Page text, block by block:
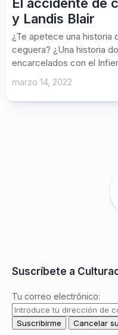
y Landis Blair
¿Te apetece una historia
ceguera? ¿Una historia
encarcelados con el
marzo 14, 2022
Suscríbete a
Tu correo electrónico: